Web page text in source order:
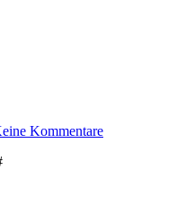
Kommentare